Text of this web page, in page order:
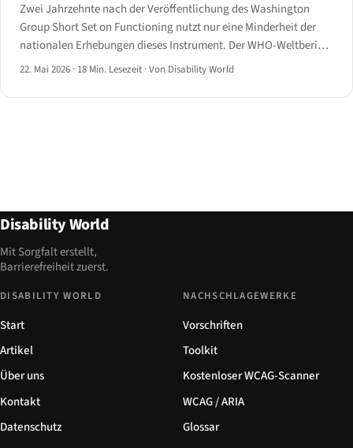
Zwei Jahrzehnte nach der Veröffentlichung des Washington
Group Short Set on Functioning nutzt nur eine Minderheit der
nationalen Erhebungen dieses Instrument. Der WHO-Weltbericht
über Behinderung 2024 und das UN-DESA-Kompendium 2025
22. Mai 2026 · 18 Min. Lesezeit ·Von Disability World
Disability World
Mit Sorgfalt erstellt,
Barrierefreiheit zuerst.
DISABILITY WORLD
Start
Artikel
Über uns
Kontakt
Datenschutz
NACHSCHLAGEWERKE
Vorschriften
Toolkit
Kostenloser WCAG-Scanner
WCAG / ARIA
Glossar